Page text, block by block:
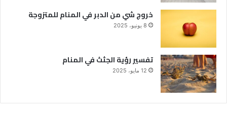
خروج شي من الدبر في المنام للمتزوجة
8 يونيو، 2025
تفسير رؤية الجثث في المنام
12 مايو، 2025